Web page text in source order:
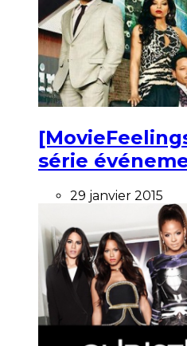
série
29 janvier 2015